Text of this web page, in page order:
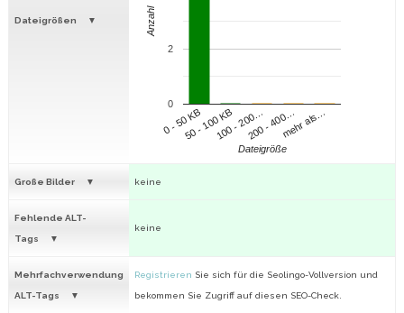
Dateigrößen
0 - 50 KB50 - 100 KB100 - 200…200 - 400…mehr als…
0
2
Dateigröße
Anzahl
Große Bilder keine
Fehlende ALT-
Tags
keine
Mehrfachverwendung
ALT-Tags
Registrieren Sie sich für die Seolingo-Vollversion und
bekommen Sie Zugriff auf diesen SEO-Check.